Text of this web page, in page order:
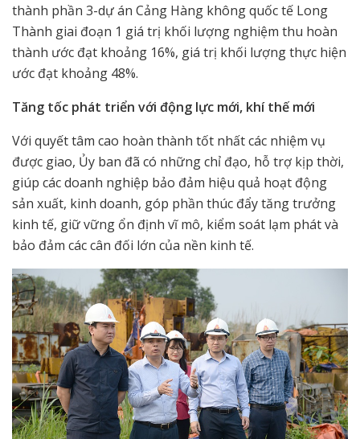
thành phần 3-dự án Cảng Hàng không quốc tế Long
Thành giai đoạn 1 giá trị khối lượng nghiệm thu hoàn
thành ước đạt khoảng 16%, giá trị khối lượng thực hiện
ước đạt khoảng 48%.
Tăng tốc phát triển với động lực mới, khí thế mới
Với quyết tâm cao hoàn thành tốt nhất các nhiệm vụ
được giao, Ủy ban đã có những chỉ đạo, hỗ trợ kịp thời,
giúp các doanh nghiệp bảo đảm hiệu quả hoạt động
sản xuất, kinh doanh, góp phần thúc đẩy tăng trưởng
kinh tế, giữ vững ổn định vĩ mô, kiểm soát lạm phát và
bảo đảm các cân đối lớn của nền kinh tế.